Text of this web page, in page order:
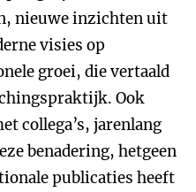
nieuwe inzichten uit
visies op
groei, die vertaald
Ook
collega’s, jarenlang
benadering, hetgeen
publicaties heeft